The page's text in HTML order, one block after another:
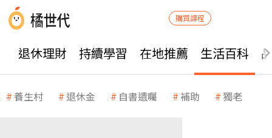
購買課程
退休理財 持續學習 在地推薦 生活百科
養生村 退休金 自書遺囑 補助 獨老